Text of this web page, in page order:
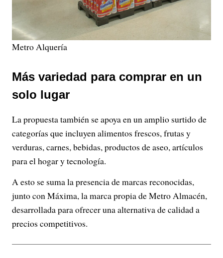
Metro Alquería
Más variedad para comprar en un
solo lugar
La propuesta también se apoya en un amplio surtido de
categorías que incluyen alimentos frescos, frutas y
verduras, carnes, bebidas, productos de aseo, artículos
para el hogar y tecnología.
A esto se suma la presencia de marcas reconocidas,
junto con Máxima, la marca propia de Metro Almacén,
desarrollada para ofrecer una alternativa de calidad a
precios competitivos.